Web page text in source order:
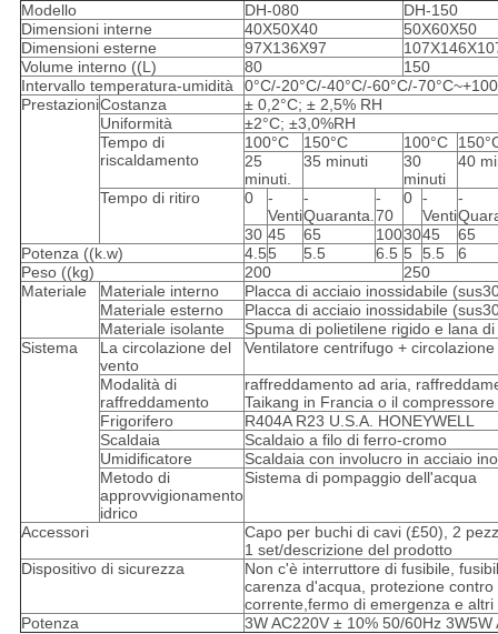
Modello DH-080
DH-150
Dimensioni interne
40X50X40
50X60X50
Dimensioni esterne
97X136X97
Volume interno ((L)
80
150
Intervallo temperatura-umidità
0°C/-20°C/-40°C/-60°C/-
PrestazioniCostanza
± 0,2°C; ± 2,5% RH
Uniformità
±2°C; ±3,0%RH
Tempo di
riscaldamento
100°C 150°C 100°C
25
minuti.
35 minuti
30
minuti
40
Tempo di ritiro 0
-
Venti
-
Quaranta.
-
70
0 -
Venti
-
30 45 65 1003045
65
Potenza ((k.w)
4.55 5.5 6.5 5 5.5
6
Peso ((kg)
200
250
Materiale
Materiale interno
Placca di acciaio inossidabile
Materiale esterno
Placca di acciaio inossidabile
Materiale isolante
Spuma di polietilene rigido e lana
Sistema
La circolazione del
vento
Ventilatore centrifugo +
Modalità di
raffreddamento
raffreddamento ad aria,
Taikang in Francia o il
Frigorifero
R404A R23 U.S.A. HONEYWELL
Scaldaia
Scaldaio a filo di ferro-cromo
Umidificatore
Scaldaia con involucro in acciaio
Metodo di
approvvigionamento
idrico
Sistema di pompaggio dell'acqua
Accessori
Capo per buchi di cavi (£50), 2
1 set/descrizione del prodotto
Dispositivo di sicurezza
Non c'è interruttore di fusibile,
carenza d'acqua, protezione
corrente,fermo di emergenza e
Potenza
3W AC220V ± 10% 50/60Hz